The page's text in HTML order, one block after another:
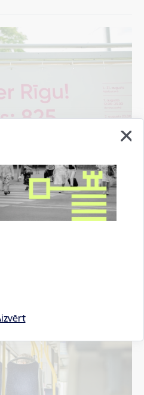
sarūpējusi "Rīgas
mobilo